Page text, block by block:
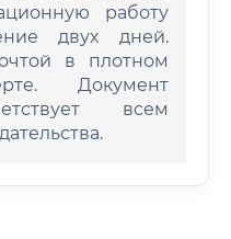
работу
двух дней.
в плотном
Документ
всем